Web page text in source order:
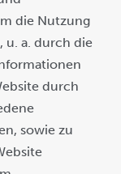
die Nutzung
u. a. durch die
durch
sowie zu